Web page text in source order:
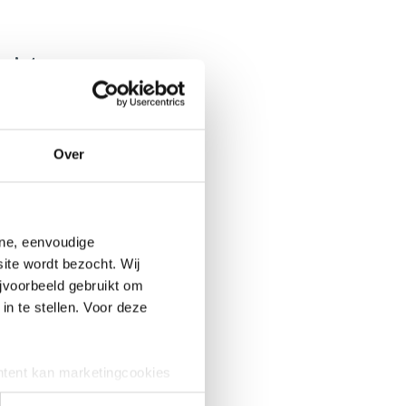
Over
eenvoudige
wordt bezocht. Wij
gebruikt om
te stellen. Voor deze
kan marketingcookies
cookies worden alleen
dat
alle
van